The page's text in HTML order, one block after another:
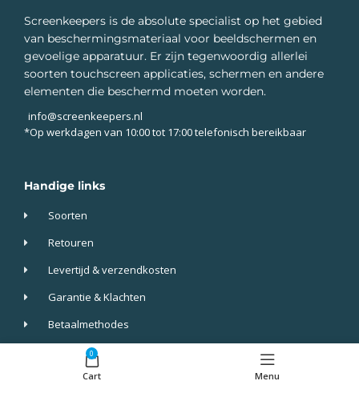
Screenkeepers is de absolute specialist op het gebied
van beschermingsmateriaal voor beeldschermen en
gevoelige apparatuur. Er zijn tegenwoordig allerlei
soorten touchscreen applicaties, schermen en andere
elementen die beschermd moeten worden.
info@screenkeepers.nl
*Op werkdagen van 10:00 tot 17:00 telefonisch bereikbaar
Handige links
Soorten
Retouren
Levertijd & verzendkosten
Garantie & Klachten
Betaalmethodes
Veelgestelde vragen
0
Cart Menu